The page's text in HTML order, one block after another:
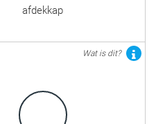
afdekkap
Wat is dit?